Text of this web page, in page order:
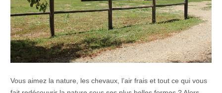
Vous aimez la nature, les chevaux, l’air frais et tout ce qui vous